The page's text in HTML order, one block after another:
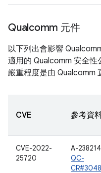
Qualcomm 元件
以下列出會影響
適用的 Qualcomm 安全
嚴重程度是由 Qualcomm
CVE 參考資
CVE-2022-
25720
A-
QC-